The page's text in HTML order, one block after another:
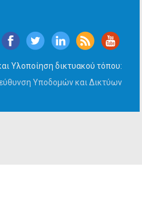
Υλοποίηση δικτυακού τόπου:
Υποδομών και Δικτύων